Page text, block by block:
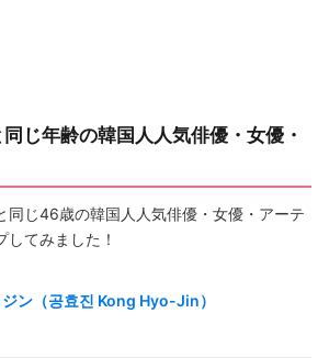
じ年齢の韓国人人気俳優・女優・
同じ46歳の韓国人人気俳優・女優・アーテ
してみました！
ン（공효진 Kong Hyo-Jin）